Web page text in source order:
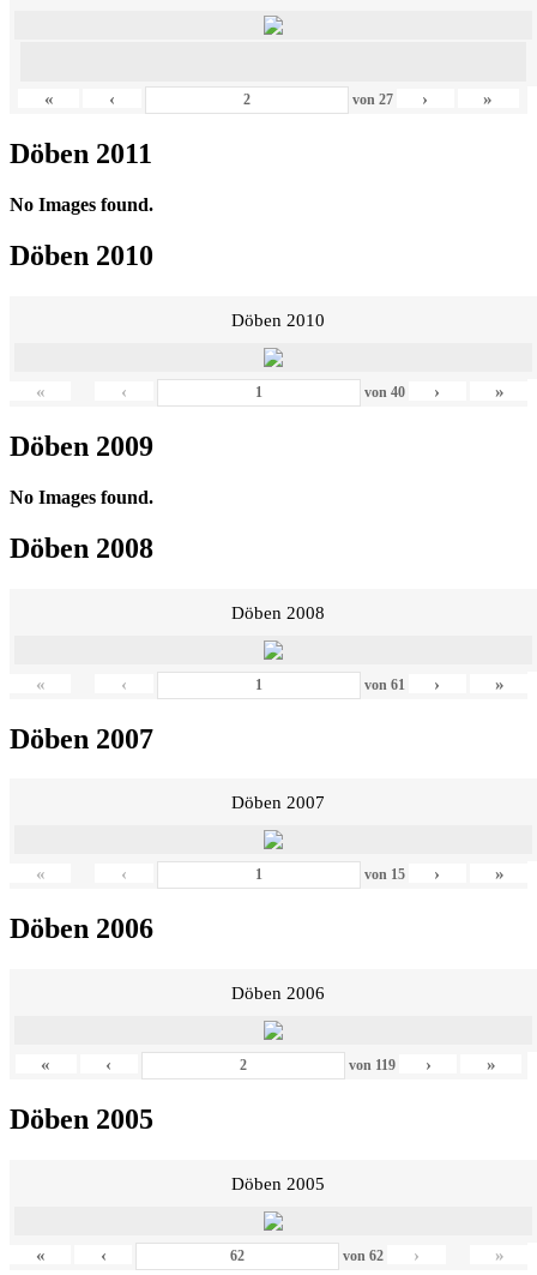
« ‹ von 27 › »
Döben 2011
No Images found.
Döben 2010
Döben 2010
« ‹ von 40 › »
Döben 2009
No Images found.
Döben 2008
Döben 2008
« ‹ von 61 › »
Döben 2007
Döben 2007
« ‹ von 15 › »
Döben 2006
Döben 2006
« ‹ von 119 › »
Döben 2005
Döben 2005
« ‹ von62 › »